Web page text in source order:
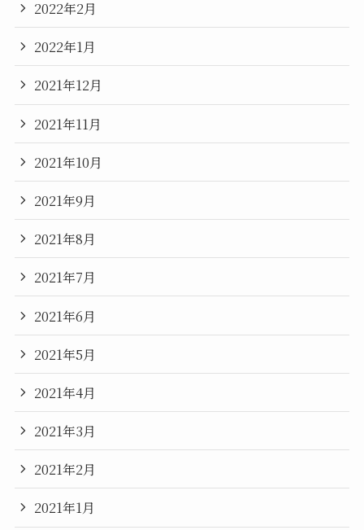
2022年2月
2022年1月
2021年12月
2021年11月
2021年10月
2021年9月
2021年8月
2021年7月
2021年6月
2021年5月
2021年4月
2021年3月
2021年2月
2021年1月